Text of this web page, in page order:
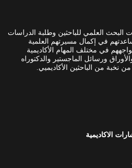
العلمي للباحثين وطلبة الدراسات
في إكمال مسيرتهم العلمية
في مختلف المهام الأكاديمية
ورسائل الماجستير والدكتوراه
نخبة من الباحثين الأكاديميي.
الاكاديمية